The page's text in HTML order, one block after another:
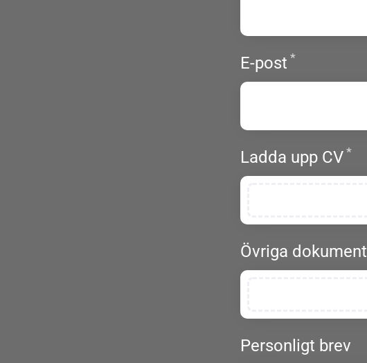
E-post *
Ladda upp CV*
Övriga dokument
Personligt brev